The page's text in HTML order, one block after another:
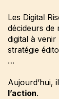
Les Digital
décideurs de
digital à
stratégie
…
Aujourd’hui,
l’action.